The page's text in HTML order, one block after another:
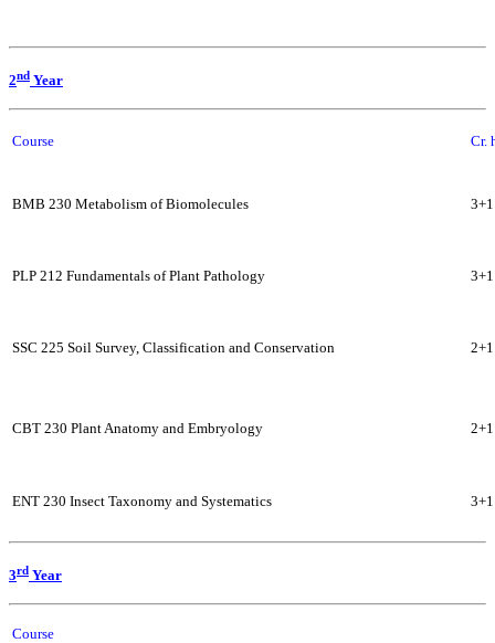
2nd Year
Course Cr.
BMB 230 Metabolism of Biomolecules 3+1
PLP 212 Fundamentals of Plant Pathology 3+1
SSC 225 Soil Survey, Classification and Conservation 2+1
CBT 230 Plant Anatomy and Embryology 2+1
ENT 230 Insect Taxonomy and Systematics 3+1
3rd Year
Course